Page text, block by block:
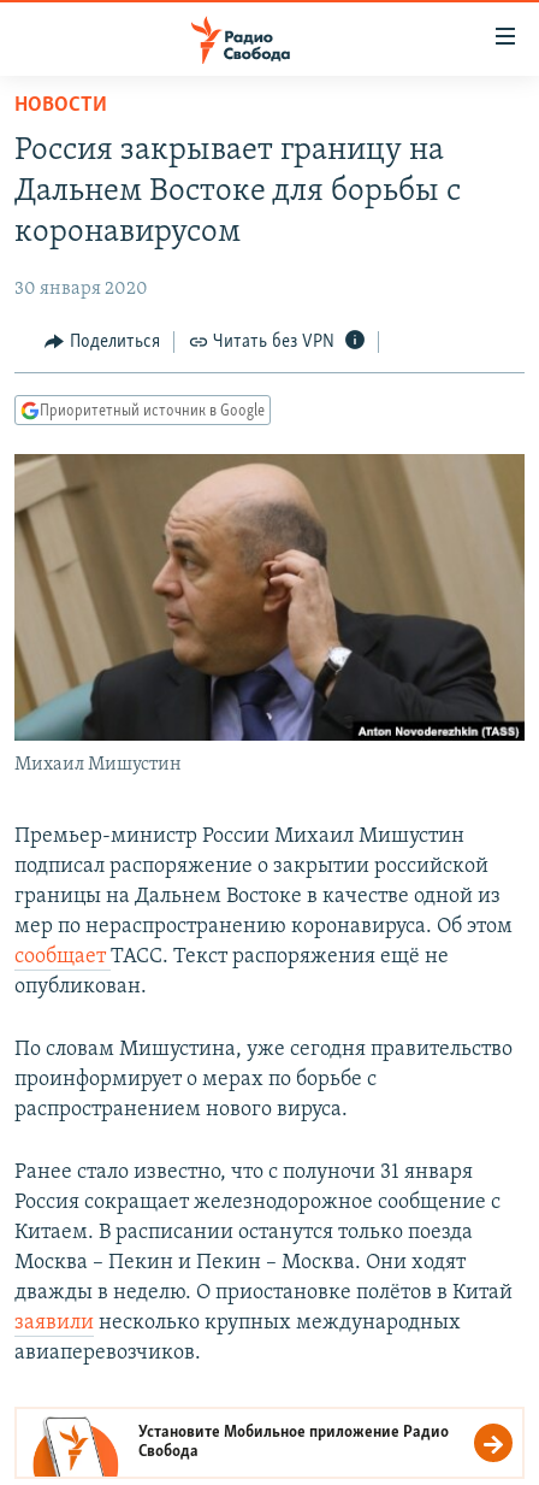
упрощенного
доступа
Вернуться
основному
Вернутся
Вернутся
поиску
МНЕНИЯ
КУЛЬТУРА
КАВКАЗ.РЕАЛИИ
СЕВЕР.РЕАЛИИ
СИБИРЬ.РЕАЛИИ
РАСПИСАНИЕ ВЕЩАНИЯ
ПОДПИШИТЕСЬ НА РАССЫЛКУ
СОЦИАЛЬНЫЕ СЕТИ
Все сайты РСЕ/РС
НОВОСТИ
Россия закрывает границу на
Дальнем Востоке для борьбы c
коронавирусом
30 января 2020
Поделиться Читать без VPN
Приоритетный источник в Google
Михаил Мишустин
Премьер-министр России Михаил Мишустин
подписал распоряжение о закрытии российской
границы на Дальнем Востоке в качестве одной из
мер по нераспространению коронавируса. Об этом
сообщаетТАСС. Текст распоряжения ещё не
опубликован.
По словам Мишустина, уже сегодня правительство
проинформирует о мерах по борьбе с
распространением нового вируса.
Ранее стало известно, что с полуночи 31 января
Россия сокращает железнодорожное сообщение с
Китаем. В расписании останутся только поезда
Москва – Пекин и Пекин – Москва. Они ходят
дважды в неделю. О приостановке полётов в Китай
заявили несколько крупных международных
авиаперевозчиков.
Установите Мобильное приложение Радио
Свобода